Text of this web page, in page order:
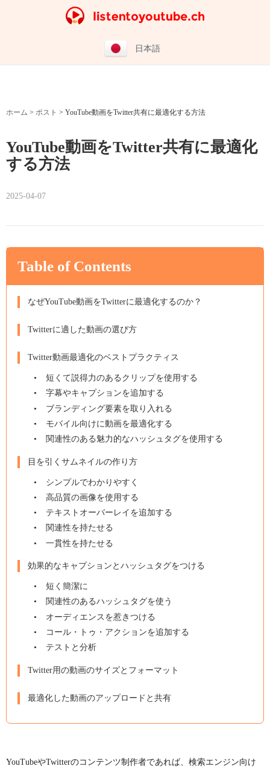
日本語
ホーム > ポスト > YouTube動画をTwitter共有に最適化する方法
YouTube動画をTwitter共有に最適化
する方法
2025-04-07
Table of Contents
なぜYouTube動画をTwitterに最適化するのか？
Twitterに適した動画の選び方
Twitter動画最適化のベストプラクティス
短くて説得力のあるクリップを使用する
字幕やキャプションを追加する
ブランディング要素を取り入れる
モバイル向けに動画を最適化する
関連性のある魅力的なハッシュタグを使用する
目を引くサムネイルの作り方
シンプルでわかりやすく
高品質の画像を使用する
テキストオーバーレイを追加する
関連性を持たせる
一貫性を持たせる
効果的なキャプションとハッシュタグをつける
短く簡潔に
関連性のあるハッシュタグを使う
オーディエンスを惹きつける
コール・トゥ・アクションを追加する
テストと分析
Twitter用の動画のサイズとフォーマット
最適化した動画のアップロードと共有
YouTubeやTwitterのコンテンツ制作者であれば、検索エンジン向け